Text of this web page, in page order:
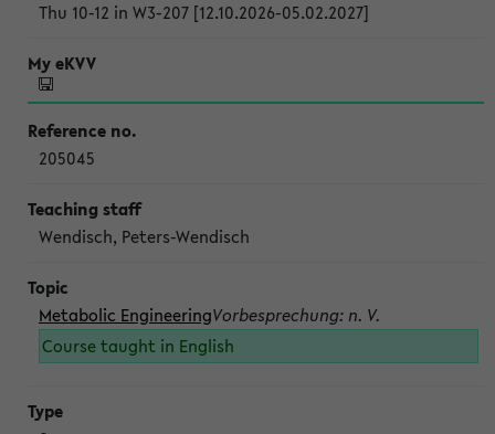
Thu 10-12 in W3-207 [12.10.2026-05.02.2027]
205045
Wendisch, Peters-Wendisch
Metabolic EngineeringVorbesprechung: n. V.
Course taught in English